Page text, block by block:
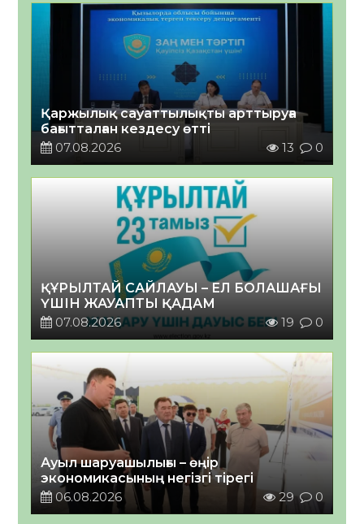
Қаржылық сауаттылықты арттыруға
бағытталған кездесу өтті
07.08.2026
13 0
ҚҰРЫЛТАЙ САЙЛАУЫ – ЕЛ БОЛАШАҒЫ
ҮШІН ЖАУАПТЫ ҚАДАМ
07.08.2026
19 0
Ауыл шаруашылығы – өңір
экономикасының негізгі тірегі
06.08.2026
29 0